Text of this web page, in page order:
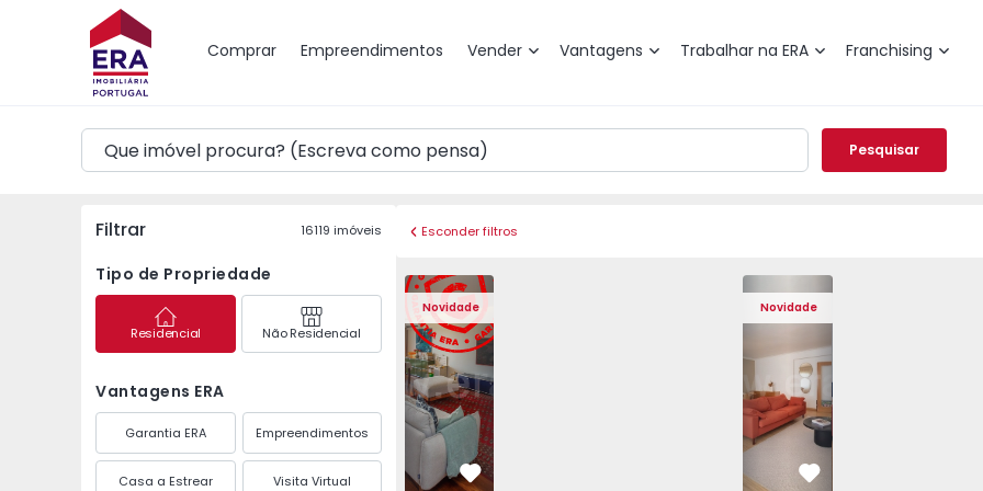
Comprar Empreendimentos Vender Vantagens Trabalhar na ERA Franchising
Mapa
Pesquisar
Filtrar 16119 imóveis
Tipo de Propriedade
Residencial Não Residencial
Vantagens ERA
Garantia ERA Empreendimentos
Casa a Estrear Visita Virtual
Esconder filtros
Novidade
Apartamento T3 Póvoa de Varzim, Póvoa de Varzim, Beiriz e Argivai - 1574602 - 20
Apartamento T3 Póvoa de Varzim, Póvoa de Varzim, Beiriz e Argivai -
Apartamento T3 Póvoa de Varzim, Póvoa de Varzim, Beiriz
Apartamento T3 Póvoa de Varzim, Póvoa de
Apartamento T3 Póvoa de Varzim,
Apartamento T3 Póvoa de
Apartamento
Favorito
Novidade
Apartamento T4 Cascais, São
Apartamento T4 Cascais,
Apartamento T4
Favorito